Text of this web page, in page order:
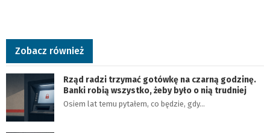
Zobacz również
Rząd radzi trzymać gotówkę na czarną godzinę.
Banki robią wszystko, żeby było o nią trudniej
Osiem lat temu pytałem, co będzie, gdy…